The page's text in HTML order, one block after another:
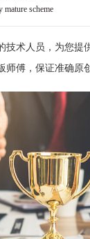
mature scheme
技术人员，为您提
师傅，保证准确原